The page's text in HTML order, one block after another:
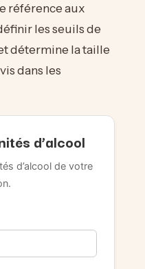
référence aux
les seuils de
détermine la taille
dans les
d’alcool
d’alcool de votre